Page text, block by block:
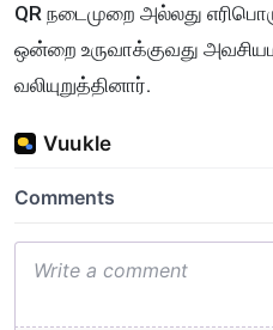
QR நடைமுறை அல்லது
ஒன்றை உருவாக்குவது
வலியுறுத்தினார்.